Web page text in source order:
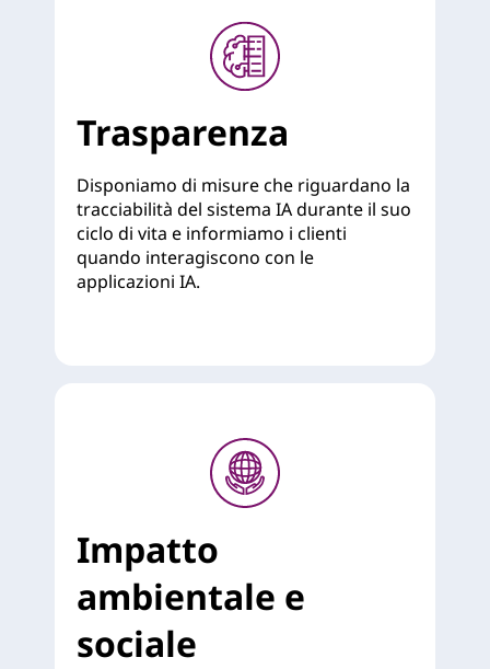
Trasparenza
Disponiamo di misure che riguardano la
tracciabilità del sistema IA durante il suo
ciclo di vita e informiamo i clienti
quando interagiscono con le
applicazioni IA.
Impatto
ambientale e
sociale